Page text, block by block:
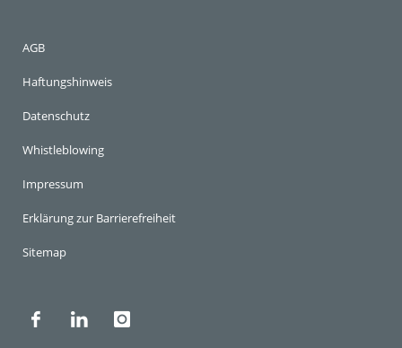
AGB
Haftungshinweis
Datenschutz
Whistleblowing
Impressum
Erklärung zur Barrierefreiheit
Sitemap